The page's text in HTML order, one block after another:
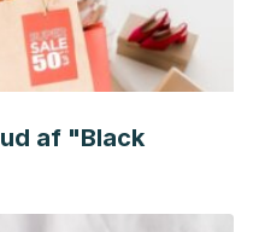
af "Black